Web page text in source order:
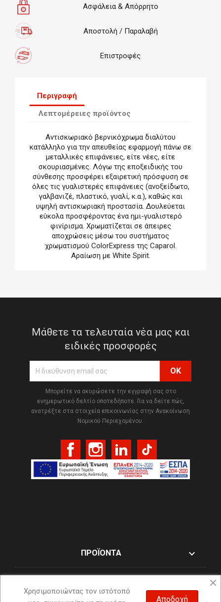
Ασφάλεια & Απόρρητο
Αποστολή / Παραλαβή
Επιστροφές
Περιγραφή
Λεπτομέρειες προϊόντος
Αντισκωριακό βερνικόχρωμα διαλύτου
κατάλληλο για την απευθείας εφαρμογή πάνω σε
μεταλλικές επιφάνειες, είτε νέες, είτε
σκουριασμένες. Λόγω της εποξειδικής του
σύνθεσης προσφέρει εξαιρετική πρόσφυση σε
όλες τις γυαλιστερές επιφάνειες (ανοξείδωτο,
γαλβανιζέ, πλαστικό, γυαλί, κ.α.), καθώς και
υψηλή αντισκωριακή προστασία. Δουλεύεται
εύκολα προσφέροντας ένα ημι-γυαλιστερό
φινίρισμα. Χρωματίζεται σε άπειρες
αποχρώσεις μέσω του συστήματος
χρωματισμού ColorExpress της Caparol.
Αραίωση με White Spirit.
Μάθετε τα τελευταία νέα μας και
ειδικές προσφορές
Μπορείτε να ακυρώσετε την εγγραφή σας στο
ενημερωτικό δελτίο οποτεδήποτε. Για να δείτε πώς,
ανατρέξτε στα στοιχεία επικοινωνίας στην Ανακοίνωση
Νομικού Περιεχομένου.
FacebookInstagramLinkedIn
ΠΡΟΪΌΝΤΑ 
Η ΕΤΑΙΡΊΑ ΜΑΣ 
Χρησιμοποιώντας τον ιστότοπό
Αποδοχή